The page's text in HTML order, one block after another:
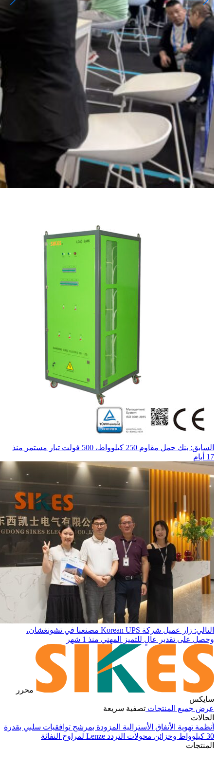
السابق: بنك حمل مقاوم 250 كيلوواط، 500 فولت تيار مستمر
منذ
17 أيام
التالي: زار عميل شركة Korean UPS مصنعنا في تشونغشان،
وحصل على تقدير عالٍ للتميز المهني منذ 1 شهر
محرر
سايكس
عرض جميع المنتجات تصفية سريعة
الحالات
أنظمة تهوية الأنفاق الأسترالية المزودة بمرشح توافقيات سلبي بقدرة
30 كيلوواط وخزائن محولات التردد Lenze لمراوح النفاثة
المنتجات